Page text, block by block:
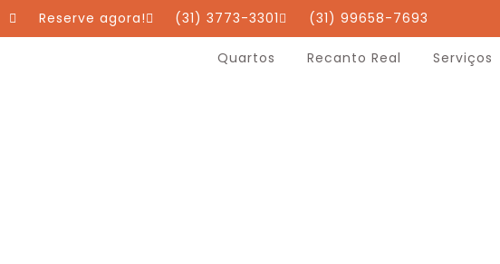
Reserve agora! (31) 3773-3301 (31) 99658-7693
Quartos Recanto Real Serviços